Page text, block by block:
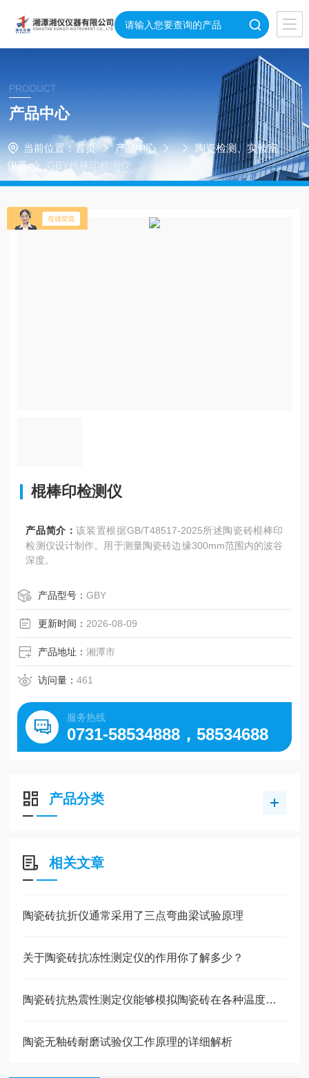
PRODUCT
产品中心
当前位置： 首页 产品中心
陶瓷检测、实验室
仪器
GBY棍棒印检测仪
棍棒印检测仪
产品简介：该装置根据GB/T48517-2025所述陶瓷砖棍棒印
检测仪设计制作。用于测量陶瓷砖边缘300mm范围内的波谷
深度。
产品型号：GBY
更新时间： 2026-08-09
产品地址：湘潭市
访问量：461
服务热线
0731-58534888，58534688
产品分类
相关文章
陶瓷砖抗折仪通常采用了三点弯曲梁试验原理
关于陶瓷砖抗冻性测定仪的作用你了解多少？
陶瓷砖抗热震性测定仪能够模拟陶瓷砖在各种温度变化下的使用环境
陶瓷无釉砖耐磨试验仪工作原理的详细解析